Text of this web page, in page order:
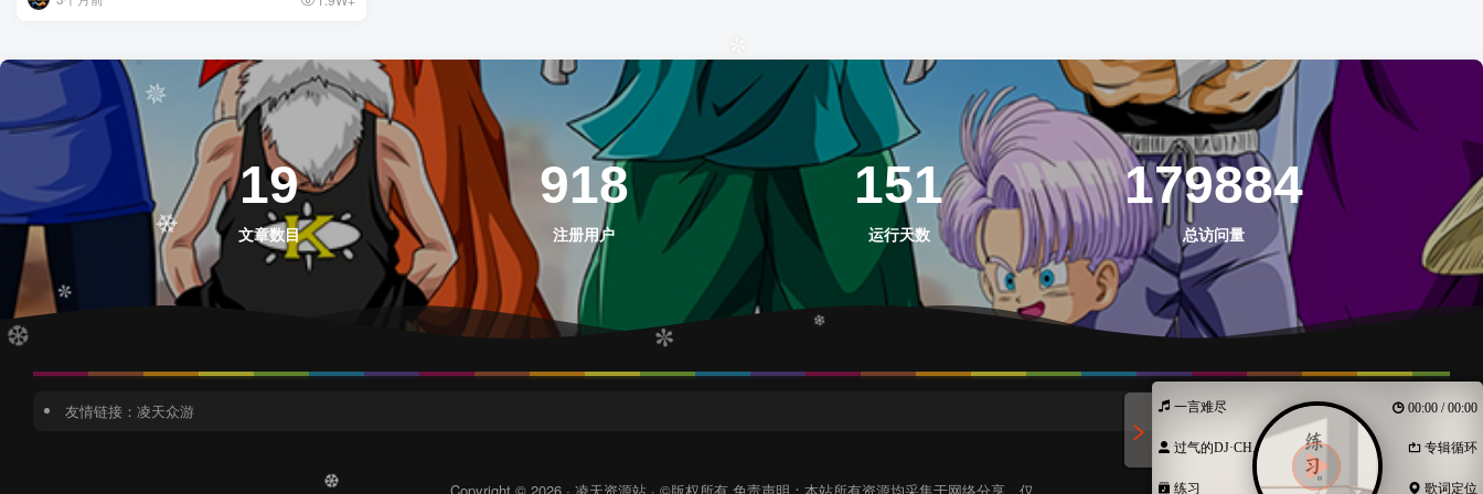
19
文章数目
918
注册用户
151
运行天数
179884
总访问量
友情链接： 凌天众游 一言难尽 00:00 / 00:00
过气的DJ·CH... 专辑循环
练习 歌词定位
❅
❄
✼
❅